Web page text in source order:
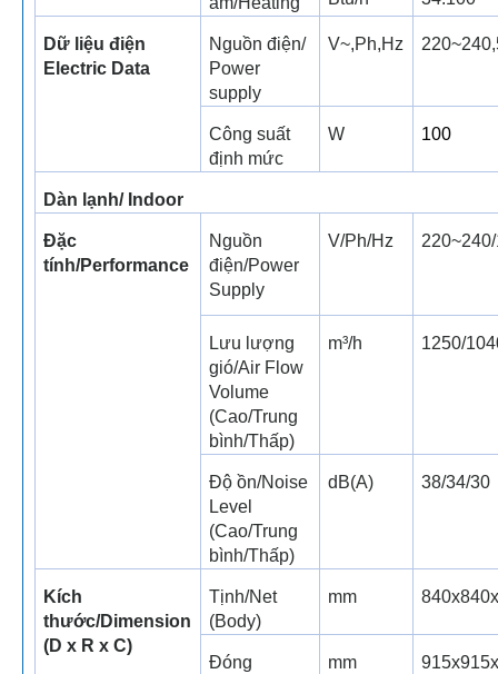
Dữ liệu điện
Electric Data
Nguồn điện/
Power
supply
V~,Ph,Hz
Công suất
định mức
W 100
Dàn lạnh/ Indoor
Đặc
tính/Performance
Nguồn
điện/Power
Supply
V/Ph/Hz
Lưu lượng
gió/Air Flow
Volume
(Cao/Trung
bình/Thấp)
m³/h 1250/
Độ ồn/Noise
Level
(Cao/Trung
bình/Thấp)
dB(A) 38/34/30
Kích
thước/Dimension
(D x R x C)
Tịnh/Net
(Body)
mm
Đóng
mm